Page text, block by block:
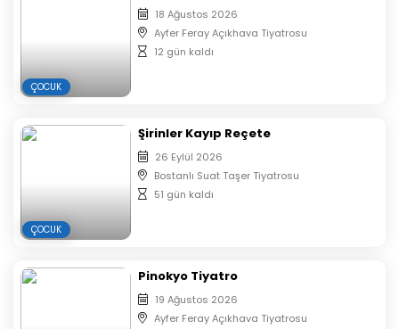
ÇOCUK
18 Ağustos 2026
Ayfer Feray Açıkhava Tiyatrosu
12 gün kaldı
ÇOCUK
Şirinler Kayıp Reçete
26 Eylül 2026
Bostanlı Suat Taşer Tiyatrosu
51 gün kaldı
Pinokyo Tiyatro
19 Ağustos 2026
Ayfer Feray Açıkhava Tiyatrosu